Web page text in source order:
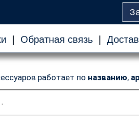
| Обратная связь|
работает по названию,